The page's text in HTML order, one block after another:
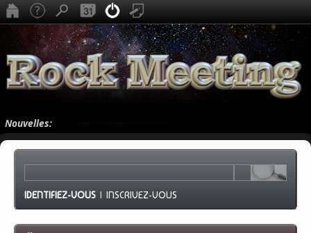
Nouvelles:
IDENTIFIEZ-VOUS |INSCRIVEZ-VOUS